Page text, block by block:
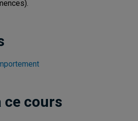
ce cours